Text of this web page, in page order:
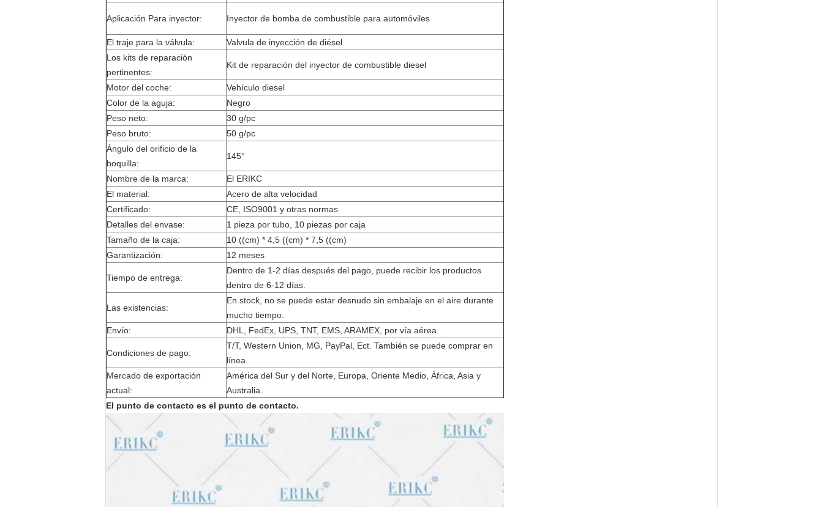
Aplicación Para inyector: Inyector de bomba de combustible para automóviles
El traje para la válvula:
Valvula de inyección de diésel
Los kits de reparación
pertinentes:
Kit de reparación del inyector de combustible diesel
Motor del coche:
Vehículo diesel
Color de la aguja:
Negro
Peso neto:
30 g/pc
Peso bruto:
50 g/pc
Ángulo del orificio de la
boquilla:
145°
Nombre de la marca:
El ERIKC
El material:
Acero de alta velocidad
Certificado:
CE, ISO9001 y otras normas
Detalles del envase:
1 pieza por tubo, 10 piezas por caja
Tamaño de la caja:
10 ((cm) * 4,5 ((cm) * 7,5 ((cm)
Garantización:
12 meses
Tiempo de entrega:
Dentro de 1-2 días después del pago, puede recibir los productos
dentro de 6-12 días.
Las existencias:
En stock, no se puede estar desnudo sin embalaje en el aire durante
mucho tiempo.
Envío:
DHL, FedEx, UPS, TNT, EMS, ARAMEX, por vía aérea.
Condiciones de pago:
T/T, Western Union, MG, PayPal, Ect. También se puede comprar en
línea.
Mercado de exportación
actual:
América del Sur y del Norte, Europa, Oriente Medio, África, Asia y
Australia.
El punto de contacto es el punto de contacto.